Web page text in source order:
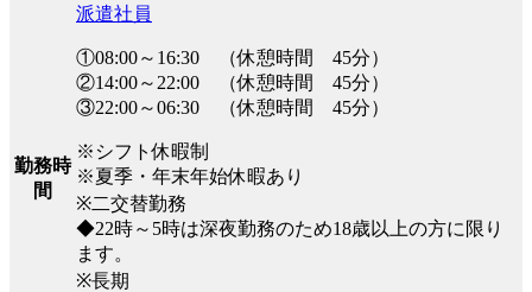
勤務時
間
派遣社員
①08:00～16:30 （休憩時間 45分）
②14:00～22:00 （休憩時間 45分）
③22:00～06:30 （休憩時間 45分）
※シフト休暇制
※夏季・年末年始休暇あり
※二交替勤務
◆22時～5時は深夜勤務のため18歳以上の方に限り
ます。
※長期